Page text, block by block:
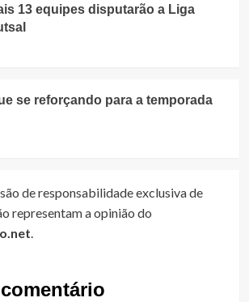
13 equipes disputarão a Liga
se reforçando para a temporada
de responsabilidade exclusiva de
representam a opinião do
.